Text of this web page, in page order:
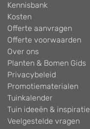
Kennisbank
Kosten
Offerte aanvragen
Offerte voorwaarden
Over ons
Planten & Bomen Gids
Privacybeleid
Promotiematerialen
Tuinkalender
Tuin ideeën & inspiratie
Veelgestelde vragen